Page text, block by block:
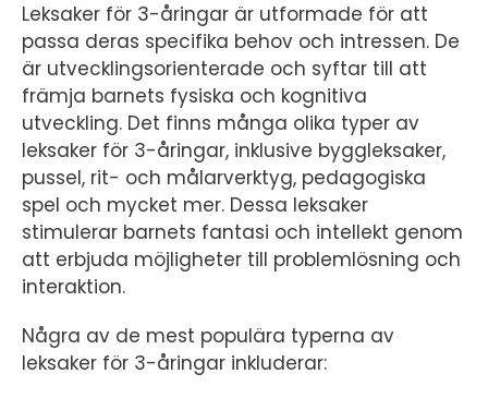
Leksaker för 3-åringar är utformade för att
passa deras specifika behov och intressen. De
är utvecklingsorienterade och syftar till att
främja barnets fysiska och kognitiva
utveckling. Det finns många olika typer av
leksaker för 3-åringar, inklusive byggleksaker,
pussel, rit- och målarverktyg, pedagogiska
spel och mycket mer. Dessa leksaker
stimulerar barnets fantasi och intellekt genom
att erbjuda möjligheter till problemlösning och
interaktion.
Några av de mest populära typerna av
leksaker för 3-åringar inkluderar: